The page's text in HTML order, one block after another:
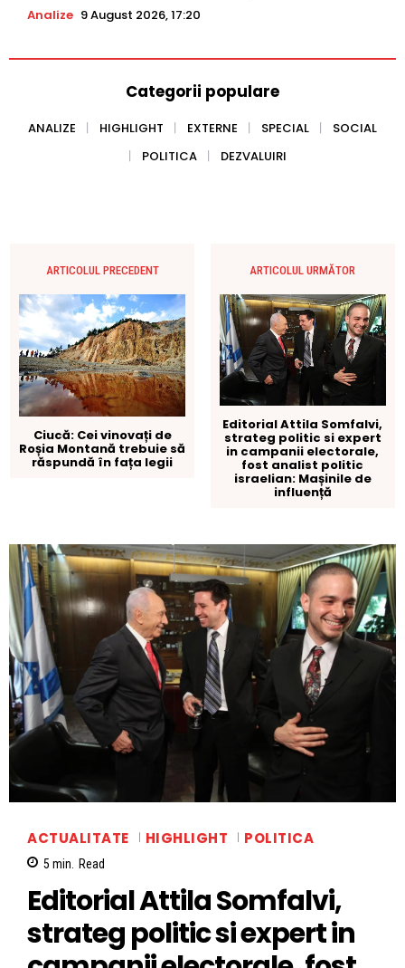
Analize 9 August 2026, 17:20
Categorii populare
ANALIZE HIGHLIGHT EXTERNE SPECIAL
SOCIAL
POLITICA
DEZVALUIRI
ARTICOLUL PRECEDENT
Ciucă: Cei vinovați de
Roșia Montană trebuie să
răspundă în fața legii
ARTICOLUL URMĂTOR
Editorial Attila Somfalvi,
strateg politic si expert
in campanii electorale,
fost analist politic
israelian: Mașinile de
influență